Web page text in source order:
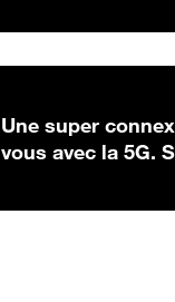
Une super
vous avec la 5G.